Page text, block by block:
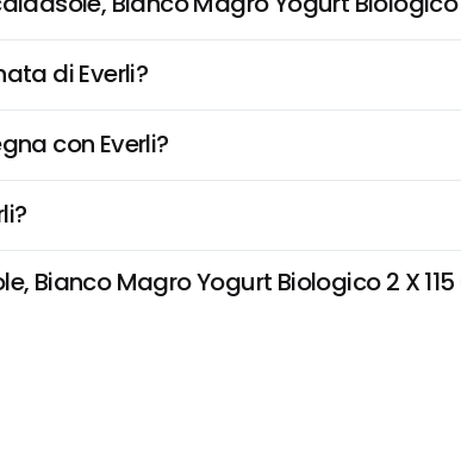
di Everli?
con Everli?
Bianco Magro Yogurt Biologico 2 X